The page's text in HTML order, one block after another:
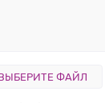
ФАЙЛ